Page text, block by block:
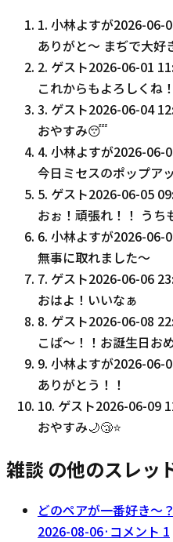
1. 小林よすが2026-06-
ありがと〜 まぢで大好
2. ゲスト2026-06-01
これからもよろしく
3. ゲスト2026-06-04
おやすみ😴
4. 小林よすが2026-06-
今日ミセスのポップア
5. ゲスト2026-06-05
おぉ！頑張れ！！ う
6. 小林よすが2026-06-
無事に取れました〜
7. ゲスト2026-06-06
おはよ！いいなぁ
8. ゲスト2026-06-08
こば〜！！お誕生日お
9. 小林よすが2026-06-
ありがとう！！
10. ゲスト2026-06-09
おやすみ🌙😴⭐
雑談 の他のスレッ
どのペアが一番好き～
2026-08-06· コメント 1